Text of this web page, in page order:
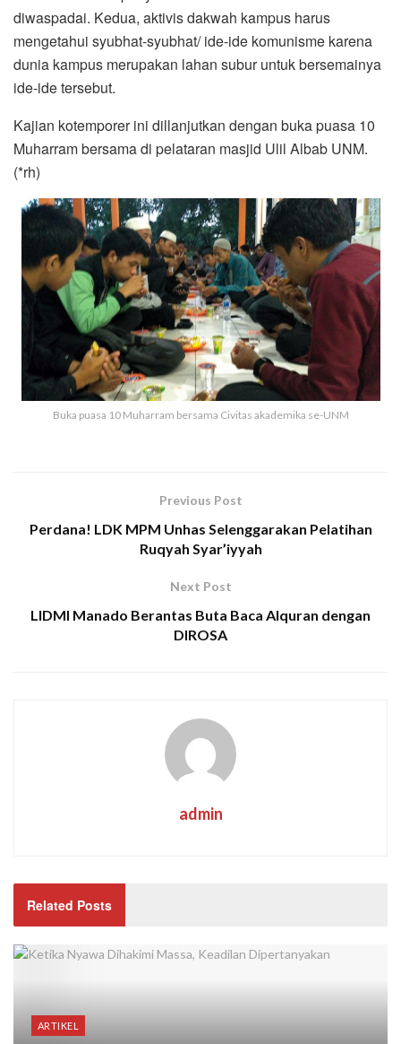
diwaspadai. Kedua, aktivis dakwah kampus harus
mengetahui syubhat-syubhat/ ide-ide komunisme karena
dunia kampus merupakan lahan subur untuk bersemainya
ide-ide tersebut.
Kajian kotemporer ini dillanjutkan dengan buka puasa 10
Muharram bersama di pelataran masjid Ulil Albab UNM.
(*rh)
Buka puasa 10 Muharram bersama Civitas akademika se-UNM
Previous Post
Perdana! LDK MPM Unhas Selenggarakan Pelatihan
Ruqyah Syar’iyyah
Next Post
LIDMI Manado Berantas Buta Baca Alquran dengan
DIROSA
admin
Related Posts
ARTIKEL